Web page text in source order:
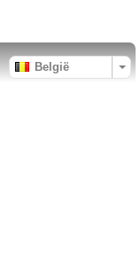
België